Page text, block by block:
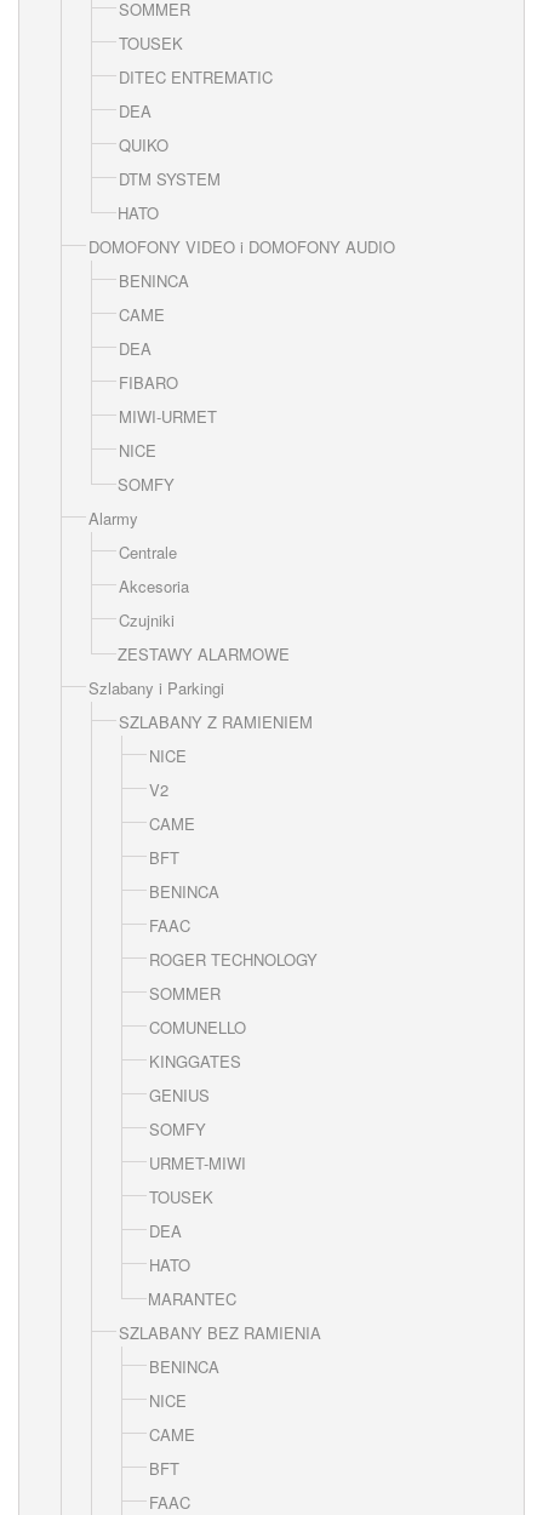
SOMMER
TOUSEK
DITEC ENTREMATIC
DEA
QUIKO
DTM SYSTEM
HATO
DOMOFONY VIDEO i DOMOFONY AUDIO
BENINCA
CAME
DEA
FIBARO
MIWI-URMET
NICE
SOMFY
Alarmy
Centrale
Akcesoria
Czujniki
ZESTAWY ALARMOWE
Szlabany i Parkingi
SZLABANY Z RAMIENIEM
NICE
V2
CAME
BFT
BENINCA
FAAC
ROGER TECHNOLOGY
SOMMER
COMUNELLO
KINGGATES
GENIUS
SOMFY
URMET-MIWI
TOUSEK
DEA
HATO
MARANTEC
SZLABANY BEZ RAMIENIA
BENINCA
NICE
CAME
BFT
FAAC